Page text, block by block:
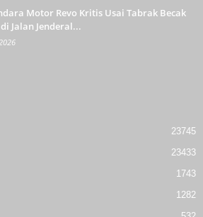
Motor Revo Kritis Usai Tabrak Becak
Jalan Jenderal...
23745
23433
1743
1282